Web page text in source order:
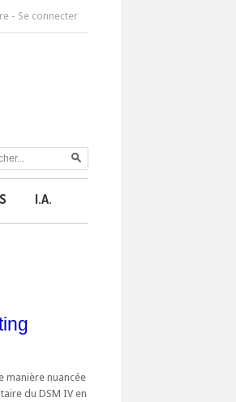
- Se connecter
I.A.
manière nuancée
du DSM IV en